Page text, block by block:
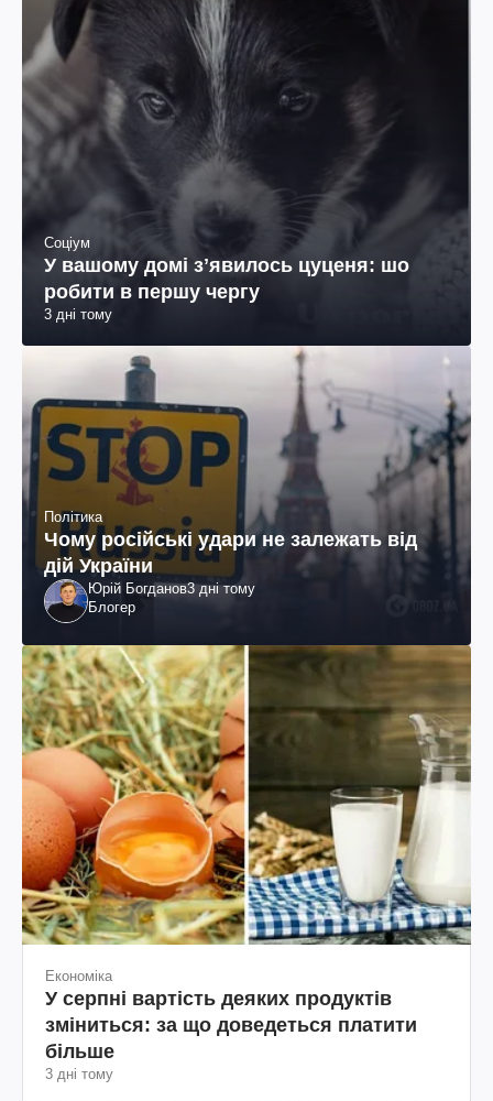
Соціум
У вашому домі зʼявилось цуценя: шо
робити в першу чергу
3 дні тому
Політика
Чому російські удари не залежать від
дій України
Юрій Богданов3 дні тому
Блогер
Економіка
У серпні вартість деяких продуктів
зміниться: за що доведеться платити
більше
3 дні тому